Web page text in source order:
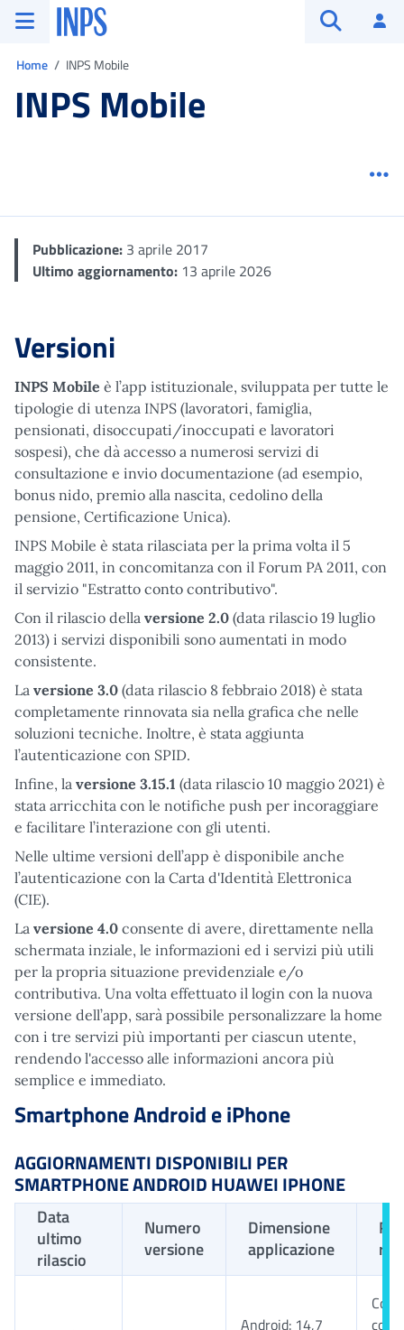
Vai al menu principale
Vai al contenuto principale
Vai al pie' di pagina
INPS ()
Home INPS Mobile
INPS Mobile
Pubblicazione: 3 aprile 2017
Ultimo aggiornamento: 13 aprile 2026
Versioni
INPS Mobile è l’app istituzionale, sviluppata per tutte le
tipologie di utenza INPS (lavoratori, famiglia,
pensionati, disoccupati/inoccupati e lavoratori
sospesi), che dà accesso a numerosi servizi di
consultazione e invio documentazione (ad esempio,
bonus nido, premio alla nascita, cedolino della
pensione, Certificazione Unica).
INPS Mobile è stata rilasciata per la prima volta il 5
maggio 2011, in concomitanza con il Forum PA 2011, con
il servizio "Estratto conto contributivo".
Con il rilascio della versione 2.0 (data rilascio 19 luglio
2013) i servizi disponibili sono aumentati in modo
consistente.
La versione 3.0 (data rilascio 8 febbraio 2018) è stata
completamente rinnovata sia nella grafica che nelle
soluzioni tecniche. Inoltre, è stata aggiunta
l’autenticazione con SPID.
Infine, la versione 3.15.1 (data rilascio 10 maggio 2021) è
stata arricchita con le notifiche push per incoraggiare
e facilitare l’interazione con gli utenti.
Nelle ultime versioni dell’app è disponibile anche
l’autenticazione con la Carta d'Identità Elettronica
(CIE).
La versione 4.0 consente di avere, direttamente nella
schermata inziale, le informazioni ed i servizi più utili
per la propria situazione previdenziale e/o
contributiva. Una volta effettuato il login con la nuova
versione dell’app, sarà possibile personalizzare la home
con i tre servizi più importanti per ciascun utente,
rendendo l'accesso alle informazioni ancora più
semplice e immediato.
Smartphone Android e iPhone
AGGIORNAMENTI DISPONIBILI PER
SMARTPHONE ANDROID HUAWEI IPHONE
Data
ultimo
rilascio
Numero
versione
Dimensione
applicazione
Android: 14,7
con